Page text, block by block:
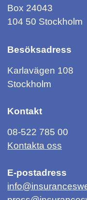
Box 24043
104 50 Stockholm
Besöksadress
Karlavägen 108
Stockholm
Kontakt
08-522 785 00
Kontakta oss
E-postadress